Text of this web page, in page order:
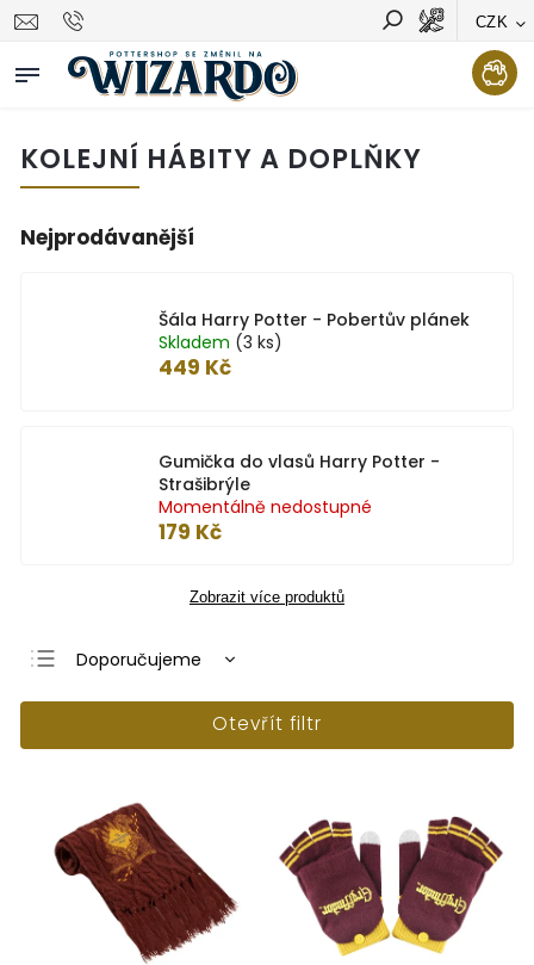
CZK
Vyhledávání Hledat
KOLEJNÍ HÁBITY A DOPLŇKY
Nejprodávanější
Šála Harry Potter - Pobertův plánek
Skladem (3 ks)
449 Kč
Gumička do vlasů Harry Potter -
Strašibrýle
Momentálně nedostupné
179 Kč
Zobrazit více produktů
Doporučujeme
Nejlevnější
Abecedně
Otevřít filtr